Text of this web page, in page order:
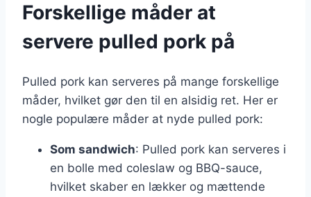
Forskellige måder at
servere pulled pork på
Pulled pork kan serveres på mange forskellige
måder, hvilket gør den til en alsidig ret. Her er
nogle populære måder at nyde pulled pork:
Som sandwich: Pulled pork kan serveres i
en bolle med coleslaw og BBQ-sauce,
hvilket skaber en lækker og mættende